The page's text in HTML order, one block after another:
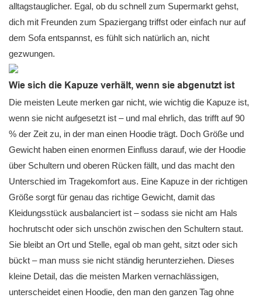
alltagstauglicher. Egal, ob du schnell zum Supermarkt gehst,
dich mit Freunden zum Spaziergang triffst oder einfach nur auf
dem Sofa entspannst, es fühlt sich natürlich an, nicht
gezwungen.
Wie sich die Kapuze verhält, wenn sie abgenutzt ist
Die meisten Leute merken gar nicht, wie wichtig die Kapuze ist,
wenn sie nicht aufgesetzt ist – und mal ehrlich, das trifft auf 90
% der Zeit zu, in der man einen Hoodie trägt. Doch Größe und
Gewicht haben einen enormen Einfluss darauf, wie der Hoodie
über Schultern und oberen Rücken fällt, und das macht den
Unterschied im Tragekomfort aus. Eine Kapuze in der richtigen
Größe sorgt für genau das richtige Gewicht, damit das
Kleidungsstück ausbalanciert ist – sodass sie nicht am Hals
hochrutscht oder sich unschön zwischen den Schultern staut.
Sie bleibt an Ort und Stelle, egal ob man geht, sitzt oder sich
bückt – man muss sie nicht ständig herunterziehen. Dieses
kleine Detail, das die meisten Marken vernachlässigen,
unterscheidet einen Hoodie, den man den ganzen Tag ohne